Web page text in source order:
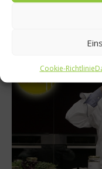
Cookie-Richtlinie
bietet die Messe ihren...